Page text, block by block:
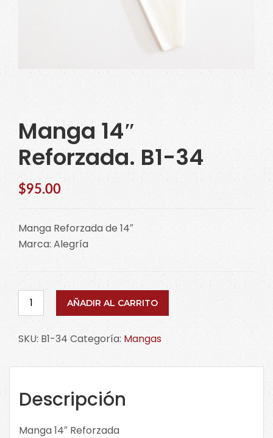
Manga 14″
Reforzada. B1-34
$95.00
Manga Reforzada de 14″
Marca: Alegría
Manga
14"
B1-
34
AÑADIR AL CARRITO
SKU: B1-34 Categoría: Mangas
Descripción
Manga 14″ Reforzada